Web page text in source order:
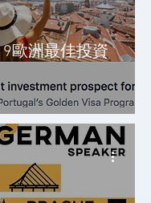
歐洲最佳投資